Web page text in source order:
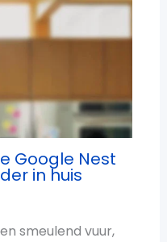
Google Nest
in huis
smeulend vuur,